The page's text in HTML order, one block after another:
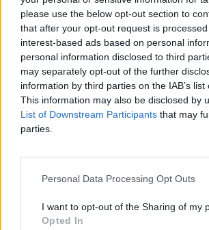
please use the below opt-out section to
that after your opt-out request is
interest-based ads based on personal
personal information disclosed to third
may separately opt-out of the further
information by third parties on the IAB’s
This information may also be disclosed by
List of Downstream Participants that may
parties.
Personal Data Processing Opt Outs
I want to opt-out of the Sharing of my
Opted In
udostępniona kierowcom. Do osiągnięcia
podanego w rządowych rozporządzeniach
kilometrów. Generalna Dyrekcja Dróg
planuje domknięcie brakujących odcinków
najbardziej zatłoczonych tras o dodatkowe
Agnieszka Waś-Turecka
Dzisiaj 11:23
5 min
Kraj